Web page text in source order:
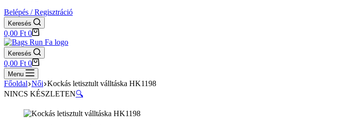
Belépés / Regisztráció
Keresés
Shopping
cart
0,00 Ft 0
Keresés
Shopping
cart
0,00 Ft 0
Menu
Főoldal Női Kockás letisztult válltáska HK1198
NINCS KÉSZLETEN🔍